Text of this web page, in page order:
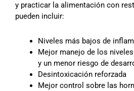
y practicar la alimentación con
pueden incluir:
Niveles más bajos de
Mejor manejo de los
y un menor riesgo de
Desintoxicación reforzada
Mejor control sobre las